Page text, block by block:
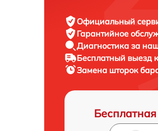
Официальный
Гарантийное
Диагностика за
Бесплатный выезд
Замена шторок